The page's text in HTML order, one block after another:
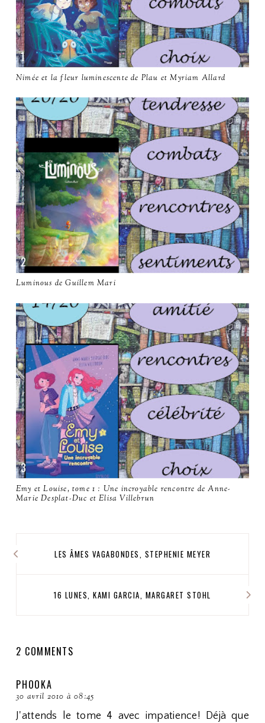
Nimée et la fleur luminescente de Plau et Myriam Allard
Luminous de Guillem Mari
Emy et Louise, tome 1 : Une incroyable rencontre de Anne-
Marie Desplat-Duc et Elisa Villebrun
LES ÂMES VAGABONDES, STEPHENIE MEYER
16 LUNES, KAMI GARCIA, MARGARET STOHL
2 COMMENTS
PHOOKA
30 avril 2010 à 08:45
J'attends le tome 4 avec impatience! Déjà que